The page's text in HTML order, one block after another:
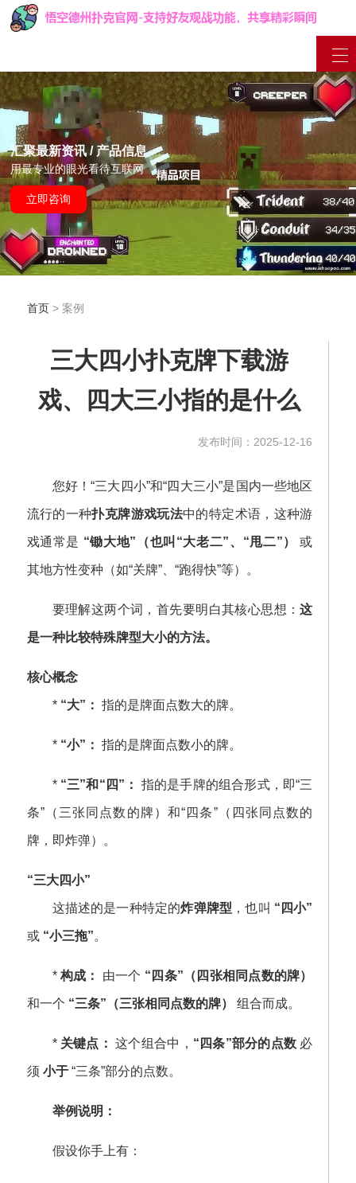
汇聚最新资讯 / 产品信息
用最专业的眼光看待互联网
立即咨询
首页> 案例
三大四小扑克牌下载游
戏、四大三小指的是什么
发布时间：2025-12-16
您好！“三大四小”和“四大三小”是国内一些地区
流行的一种扑克牌游戏玩法中的特定术语，这种游
戏通常是 “锄大地”（也叫“大老二”、“甩二”） 或
其地方性变种（如“关牌”、“跑得快”等）。
要理解这两个词，首先要明白其核心思想：这
是一种比较特殊牌型大小的方法。
核心概念
* “大”： 指的是牌面点数大的牌。
* “小”： 指的是牌面点数小的牌。
* “三”和“四”： 指的是手牌的组合形式，即“三
条”（三张同点数的牌）和“四条”（四张同点数的
牌，即炸弹）。
“三大四小”
这描述的是一种特定的炸弹牌型 ，也叫 “四小”
或 “小三拖”。
* 构成： 由一个 “四条”（四张相同点数的牌）
和一个 “三条”（三张相同点数的牌） 组合而成。
* 关键点： 这个组合中， “四条”部分的点数 必
须 小于“三条”部分的点数。
举例说明：
假设你手上有：